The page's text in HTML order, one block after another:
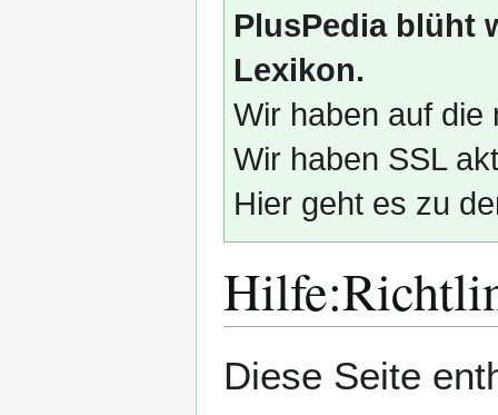
PlusPedia blüht
Lexikon.
Wir haben auf die
Wir haben SSL
Hier geht es zu
Hilfe:
Navigation
Suche
Diese Seite